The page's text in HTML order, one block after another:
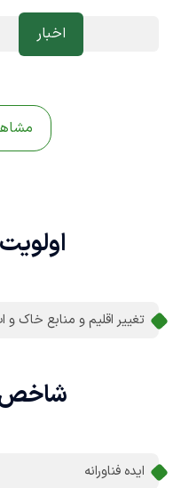
اخبار
تغییر اقلیم و منابع خاک و
ایده فناورانه